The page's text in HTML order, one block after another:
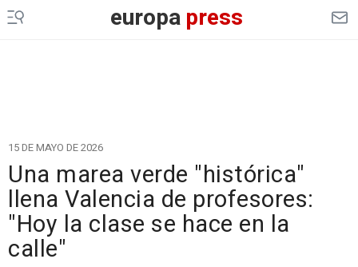
europapress
15 DE MAYO DE 2026
Una marea verde "histórica"
llena Valencia de profesores:
"Hoy la clase se hace en la
calle"